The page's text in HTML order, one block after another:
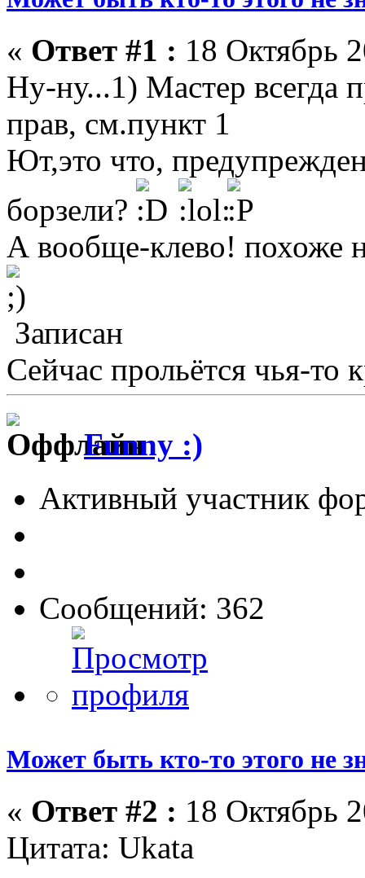
« Ответ #1 : 18 Октябрь
Ну-ну...1) Мастер всегда
прав, см.пункт 1
Ют,это что,
борзели?
А вообще-клево! похоже
Записан
Сейчас прольётся чья-то
Funny :)
Активный участник
Сообщений: 362
Может быть кто-то этого не
« Ответ #2 : 18 Октябрь
Цитата: Ukata